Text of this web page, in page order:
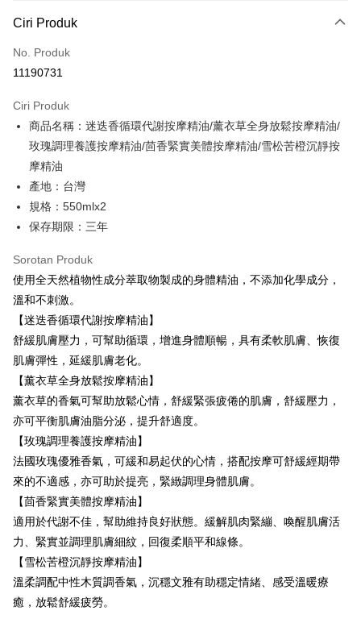
Kad Kredit (Bayaran Penuh)
Ansuran Kad Kredit
Taiwan Cooperative Bank
Hua Nan Commercial
Bank
Chang Hwa Commercial
Bank
The Shanghai
Commercial & Savings
Bank
Bank Cathay United
HSBC Bank (Taiwan)
Limited
Hwatai Bank
Union Bank of Taiwan
Yuanta Commercial Bank
Bank SinoPac
Bank Komersial E.SUN
Bank Antarabangsa
Taishin
Syarikat Kad Kredit
6 ansuran pada kadar faedah 0,
ansuran
21 Bank
Taiwan Cooperative Bank
Bank Komersial Pertama
Hua Nan Commercial Bank
The Shanghai Commercial &
Savings Bank
Bank Cathay United
Taiwan Business Bank
HSBC Bank (Taiwan) Limited
Hwatai Bank
Union Bank of Taiwan
Yuanta Commercial Bank
Bank Komersial E.SUN
Bank Antarabangsa Taishin
Bank CTBC
Syarikat Kad Kredit Rakuten
Taiwan
LINE Pay
Apple Pay
JKOPAY
Google Pay
Plus PAY
Pemindahan ATM
Pilihan Penghantaran
新竹貨運
NT$80/pesanan | Penghantaran percuma untuk pesanan
NT$2,000 atau lebih
NT$120/pesanan | Penghantaran percuma untuk pesanan
NT$2,000 atau lebih
Ciri Produk
No. Produk
11190731
Ciri Produk
商品名稱：迷迭香循環代謝按摩精油/薰衣草全身放鬆按摩精油/
玫瑰調理養護按摩精油/茴香緊實美體按摩精油/雪松苦橙沉靜按
摩精油
產地：台灣
規格：550mlx2
保存期限：三年
Sorotan Produk
使用全天然植物性成分萃取物製成的身體精油，不添加化學成分，
溫和不刺激。
【迷迭香循環代謝按摩精油】
舒緩肌膚壓力，可幫助循環，增進身體順暢，具有柔軟肌膚、恢復
肌膚彈性，延緩肌膚老化。
【薰衣草全身放鬆按摩精油】
薰衣草的香氣可幫助放鬆心情，舒緩緊張疲倦的肌膚，舒緩壓力，
亦可平衡肌膚油脂分泌，提升舒適度。
【玫瑰調理養護按摩精油】
法國玫瑰優雅香氣，可緩和易起伏的心情，搭配按摩可舒緩經期帶
來的不適感，亦可助於提亮，緊緻調理身體肌膚。
【茴香緊實美體按摩精油】
適用於代謝不佳，幫助維持良好狀態。緩解肌肉緊繃、喚醒肌膚活
力、緊實並調理肌膚細紋，回復柔順平和線條。
【雪松苦橙沉靜按摩精油】
溫柔調配中性木質調香氣，沉穩文雅有助穩定情緒、感受溫暖療
癒，放鬆舒緩疲勞。